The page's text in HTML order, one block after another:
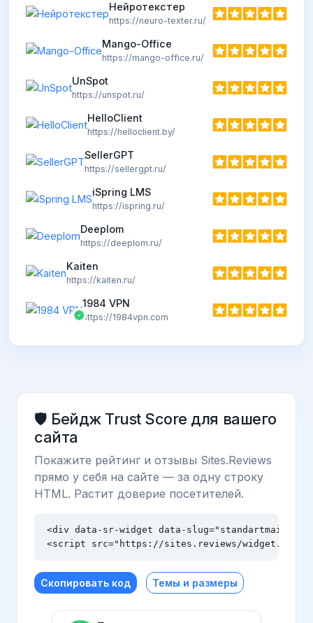
Нейротекстер
https://neuro-texter.ru/
Mango-Office
https://mango-office.ru/
UnSpot
https://unspot.ru/
HelloClient
https://helloclient.by/
SellerGPT
https://sellergpt.ru/
iSpring LMS
https://ispring.ru/
Deeplom
https://deeplom.ru/
Kaiten
https://kaiten.ru/
1984 VPN
https://1984vpn.com
🛡️ Бейдж Trust Score для вашего
сайта
Покажите рейтинг и отзывы Sites.Reviews
прямо у себя на сайте — за одну строку
HTML. Растит доверие посетителей.
<div data-sr-widget data-
<script src="https://sites.reviews/widget.js"
Скопировать код Темы и размеры